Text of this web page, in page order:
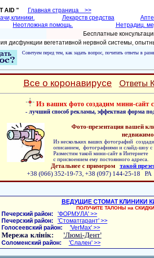
AID "
Главная страница >>
Лекарств средства
Неотложная помощь. Нетрадиц.
Бесплатные
дисфункции вегетативной нервной системы,
Советуем перед тем, как задать вопрос, почитать ответы в
Все о коронавирусе Ответы
Из ваших фото создадим мини-сайт
- лучший способ рекламы, эффектная форма
Фото-презентация вашей
Из нескольких ваших фотографий
описанием, фотографиями и слайд-шоу
Разместим такой мини-сайт в Интернете
с присвоением ему постоянного адреса.
Детальнее с примером такой
+38 (066) 352-19-73, +38 (097) 144-25-18 РА
ВЕДУЩИЕ СТОМАТ КЛИНИКИ
ПОЛУЧИТЕ ТАЛОНЫ на
Печерский район:
'ФОРМУЛА' >>
Печерский район:
'Стоматгарант' >>
Голосеевский район:
'VerMax' >>
Мережа клінік: 'Люмі-Дент'
Соломенский район: 'Слален' >>